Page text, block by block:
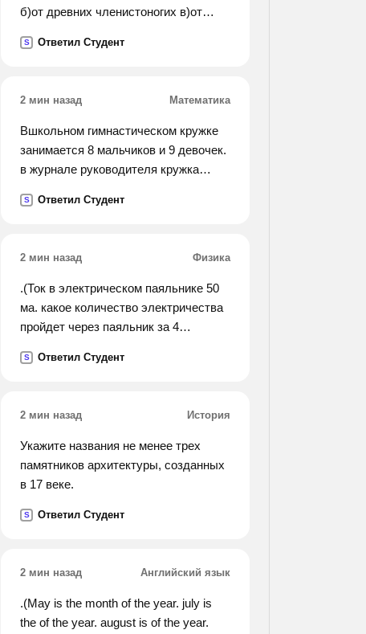
б)от древних членистоногих в)от
древних беспозвоночных животных
S Ответил Студент
2 мин назад Математика
Вшкольном гимнастическом кружке
занимается 8 мальчиков и 9 девочек.
в журнале руководителя кружка
что, если сложить роствсех
получится 12м 60см. узнай, на
скольотрост мальчиков в среднем
болье, чем рост девочек.
S Ответил Студент
2 мин назад Физика
.(Ток в электрическом паяльнике 50
ма. какое количество электричества
пройдет через паяльник за 4
S Ответил Студент
2 мин назад История
Укажите названия не менее трех
памятников архитектуры, созданных
в 17 веке.
S Ответил Студент
2 мин назад Английский язык
.(May is the month of the year. july is
the of the year. august is of the year.